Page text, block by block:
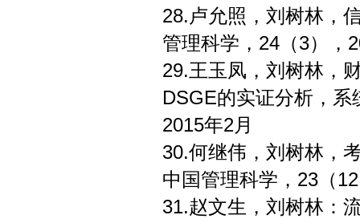
28.卢允照，刘树林，
管理科学，24（3），
29.王玉凤，刘树林，
DSGE的实证分析，
2015年2月
30.何继伟，刘树林，
中国管理科学，23（
31.赵文生，刘树林：